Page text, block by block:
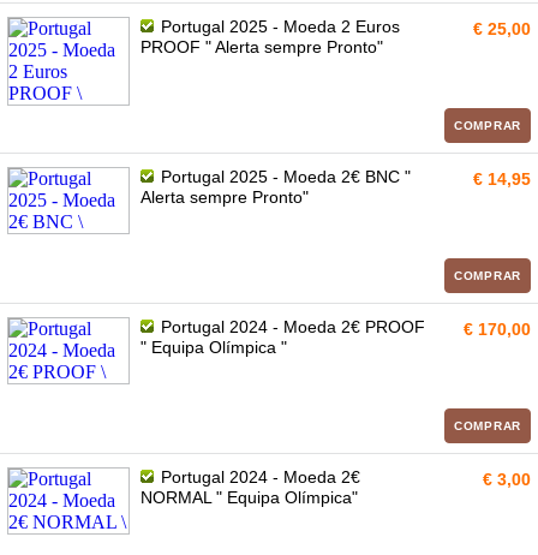
Portugal 2025 - Moeda 2 Euros
PROOF " Alerta sempre Pronto"
€ 25,00
COMPRAR
Portugal 2025 - Moeda 2€ BNC "
Alerta sempre Pronto"
€ 14,95
COMPRAR
Portugal 2024 - Moeda 2€ PROOF
" Equipa Olímpica "
€ 170,00
COMPRAR
Portugal 2024 - Moeda 2€
NORMAL " Equipa Olímpica"
€ 3,00